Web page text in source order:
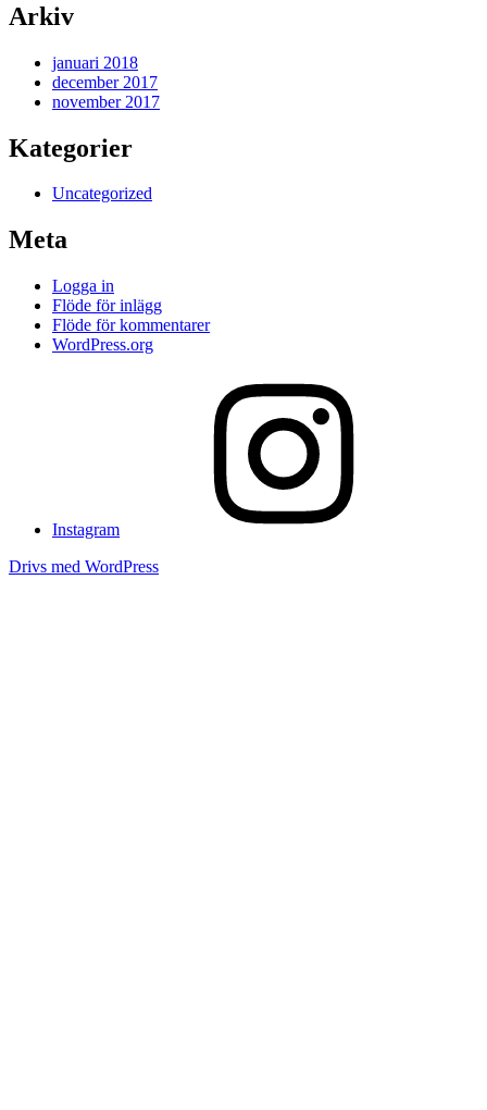
Arkiv
januari 2018
december 2017
november 2017
Kategorier
Uncategorized
Meta
Logga in
Flöde för inlägg
Flöde för kommentarer
WordPress.org
Instagram
Drivs med WordPress